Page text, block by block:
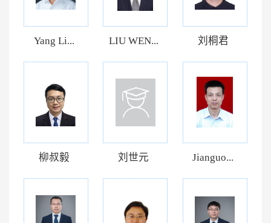
Yang Li... LIU WEN... 刘桐君
柳叔毅 刘世元 Jianguo...